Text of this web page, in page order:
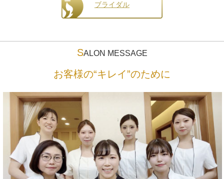
ブライダル
SALON MESSAGE
お客様の“キレイ”のために